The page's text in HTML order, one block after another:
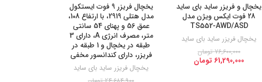
یخچال و فریزر ساید بای ساید
28 فوت ایکس ویژن مدل
TS552-AWD/ASD
یخچال فریزر ساید بای ساید
76,600,000 تومان
61,290,000 تومان
یخچال فریزر 9 فوت ایستکول
مدل هتلی 2919، با ارتفاع 108،
عمق 56 و پهنای 54 سانتی‌
متر، مصرف انرژی A، دارای 3
طبقه در یخچال و 1 طبقه در
فریزر، دارای کندانسور مخفی
یخچال فریزر ساید بای ساید